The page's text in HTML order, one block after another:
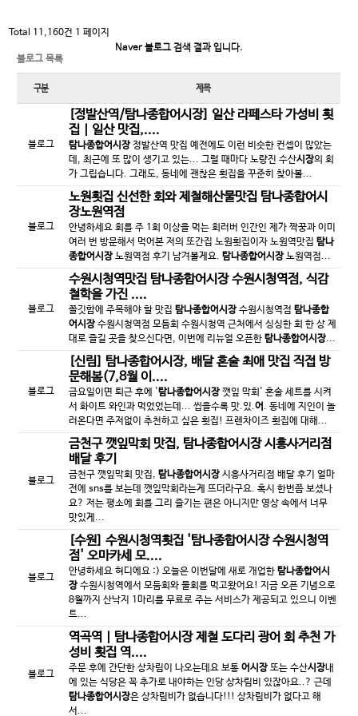
Total 11,160건 1 페이지
Naver 블로그 검색 결과 입니다.
블로그 목록
구분 제목
블로그
[정발산역/탐나종합어시장] 일산 라페스타 가성비 횟
집 | 일산 맛집,....
탐나종합어시장 정발산역 맛집 예전에도 이런 비슷한 컨셉이 많았는
데, 최근에 또 많이 생기고 있는... 그럴 때마다 노량진 수산시장의 회
가 그립습니다. 그래도, 동네에 괜찮은 횟집을 꾸준히 찾아볼...
블로그
노원횟집 신선한 회와 제철해산물맛집 탐나종합어시
장노원역점
안녕하세요 회를 주 1회 이상을 먹는 회러버 인간인 제가 짝꿍과 이미
여러 번 방문해서 먹어본 저의 또간집 노원횟집이자 노원역맛집탐나
종합어시장 노원역점 후기 남겨볼게요.탐나종합어시장 노원역점...
블로그
수원시청역맛집 탐나종합어시장수원시청역점, 식감
철학을 가진 ....
쫄깃함에 주목해야 할 맛집탐나종합어시장 수원시청역점탐나종합
어시장 수원시청역점 모듬회 수원시청역 근처에서 싱싱한 회 한 상 제
대로 즐길 곳을 찾으신다면, 이번에 리뉴얼 오픈한탐나종합어시장...
블로그
[신림] 탐나종합어시장, 배달 혼술 최애 맛집 직접 방
문해봄(7,8월 이....
금요일이면 퇴근 후에 '탐나종합어시장 깻잎 막회' 혼술 세트를 시켜
서 화이트 와인과 먹었었는데... 씹을수록 맛.있.어. 동네에 지인이 놀
러온다면 주저없이 추천하고 싶은 횟집! 프렌차이즈 횟집에 대해...
블로그
금천구 깻잎막회 맛집, 탐나종합어시장시흥사거리점
배달 후기
금천구 깻잎막회 맛집,탐나종합어시장 시흥사거리점 배달 후기 얼마
전에 sns를 보는데 깻잎막회라는게 뜨더라구요. 혹시 한번쯤 보셨나
요? 저는 평소에 회를 그리 즐기는 편은 아니지만 영상 속에서 너무
맛있게...
블로그
[수원] 수원시청역횟집 '탐나종합어시장수원시청역
점' 오마카세 모....
안녕하세요 혀디에요 :) 오늘은 이번달에 새로 개업한탐나종합어시
장 수원시청역에서 모둠회와 물회를 먹고왔어요! 지금 오픈 기념으로
8월까지 산낙지 1마리를 무료로 주는 서비스가 제공되고 있으니 이벤
트...
블로그
역곡역 | 탐나종합어시장제철 도다리 광어 회 추천 가
성비 횟집 역....
주문 후에 간단한 상차림이 나오는데요 보통어시장 또는 수산시장내
에 있는 식당은 꼭 추가로 내야하는 인당 상차림비 있잖아요..? 근데
탐나종합어시장은 상차림비가 없습니다!!! 상차림비가 없다고 해
서...